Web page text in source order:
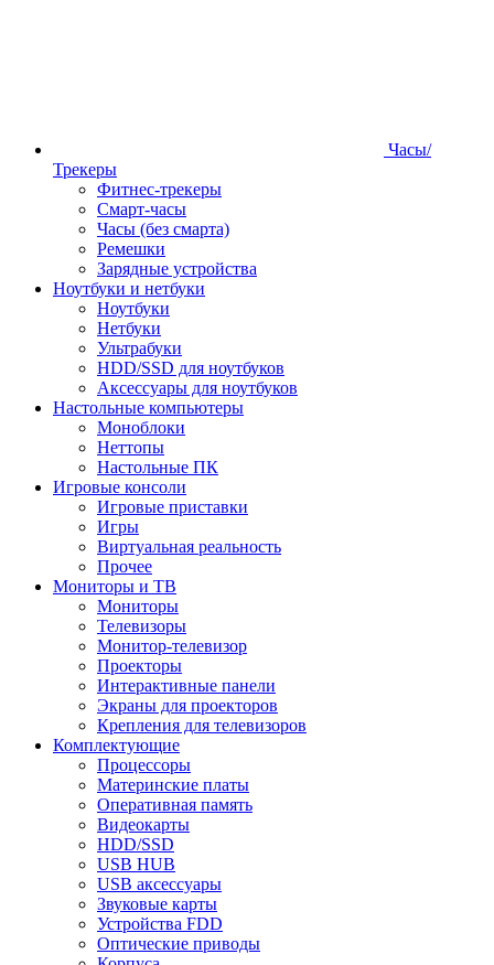
Часы/
Трекеры
Фитнес-трекеры
Смарт-часы
Часы (без смарта)
Ремешки
Зарядные устройства
Ноутбуки и нетбуки
Ноутбуки
Нетбуки
Ультрабуки
HDD/SSD для ноутбуков
Аксессуары для ноутбуков
Настольные компьютеры
Моноблоки
Неттопы
Настольные ПК
Игровые консоли
Игровые приставки
Игры
Виртуальная реальность
Прочее
Мониторы и ТВ
Мониторы
Телевизоры
Монитор-телевизор
Проекторы
Интерактивные панели
Экраны для проекторов
Крепления для телевизоров
Комплектующие
Процессоры
Материнские платы
Оперативная память
Видеокарты
HDD/SSD
USB HUB
USB аксессуары
Звуковые карты
Устройства FDD
Оптические приводы